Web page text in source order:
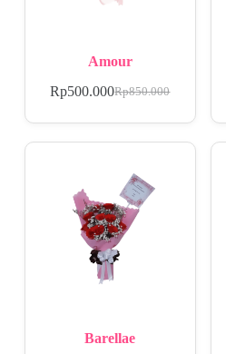
Amour
Rp850.000
Rp500.000
Barellae